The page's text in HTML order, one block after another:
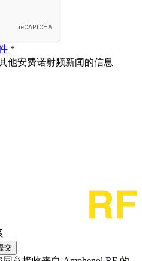
*
他安费诺射频新闻的信息
交